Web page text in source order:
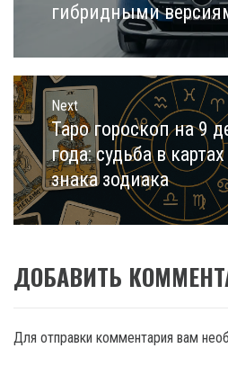
гибридными
Next
Next
post:
Таро гороскоп на 9
года: судьба в
знака зодиака
ДОБАВИТЬ
Для отправки комментария вам